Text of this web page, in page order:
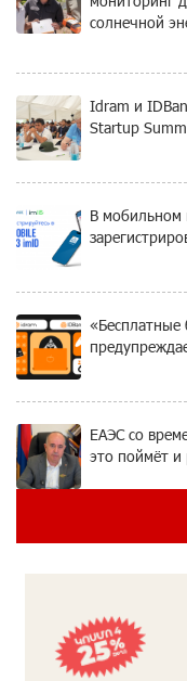
солнечной
Idram и
Startup
В
«Бесплатные
ЕАЭС со
это поймёт и
Если
ВТБ